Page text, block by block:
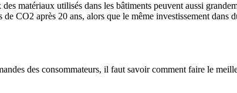
matériaux utilisés dans les bâtiments peuvent aussi
CO2 après 20 ans, alors que le même investissement dans
des consommateurs, il faut savoir comment faire le